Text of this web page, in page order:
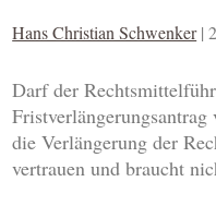
Hans Christian Schwenker |
Darf der
die Verlängerung der
vertrauen und braucht